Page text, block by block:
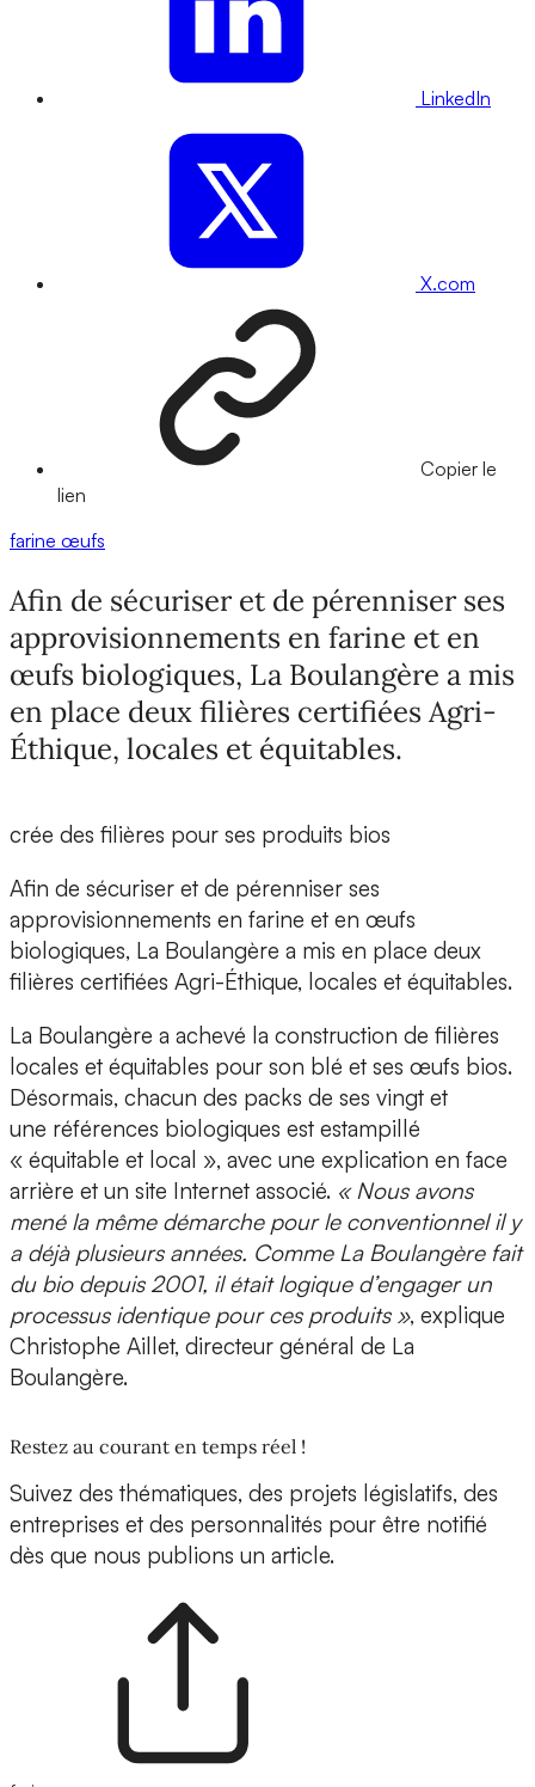
LinkedIn
X.com
Copier le
lien
farine œufs
Afin de sécuriser et de pérenniser ses
approvisionnements en farine et en
œufs biologiques, La Boulangère a mis
en place deux filières certifiées Agri-
Éthique, locales et équitables.
crée des filières pour ses produits bios
Afin de sécuriser et de pérenniser ses
approvisionnements en farine et en œufs
biologiques, La Boulangère a mis en place deux
filières certifiées Agri-Éthique, locales et équitables.
La Boulangère a achevé la construction de filières
locales et équitables pour son blé et ses œufs bios.
Désormais, chacun des packs de ses vingt et
une références biologiques est estampillé
« équitable et local », avec une explication en face
arrière et un site Internet associé. « Nous avons
mené la même démarche pour le conventionnel il y
a déjà plusieurs années. Comme La Boulangère fait
du bio depuis 2001, il était logique d’engager un
processus identique pour ces produits », explique
Christophe Aillet, directeur général de La
Boulangère.
Restez au courant en temps réel !
Suivez des thématiques, des projets législatifs, des
entreprises et des personnalités pour être notifié
dès que nous publions un article.